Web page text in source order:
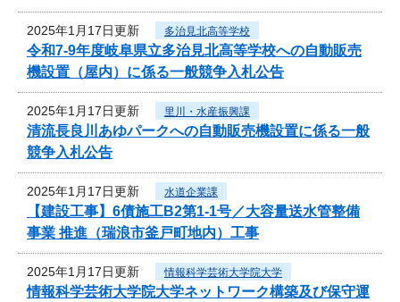
2025年1月17日更新 多治見北高等学校
令和7‐9年度岐阜県立多治見北高等学校への自動販売
機設置（屋内）に係る一般競争入札公告
2025年1月17日更新 里川・水産振興課
清流長良川あゆパークへの自動販売機設置に係る一般
競争入札公告
2025年1月17日更新 水道企業課
【建設工事】6債施工B2第1-1号／大容量送水管整備
事業 推進（瑞浪市釜戸町地内）工事
2025年1月17日更新 情報科学芸術大学院大学
情報科学芸術大学院大学ネットワーク構築及び保守運